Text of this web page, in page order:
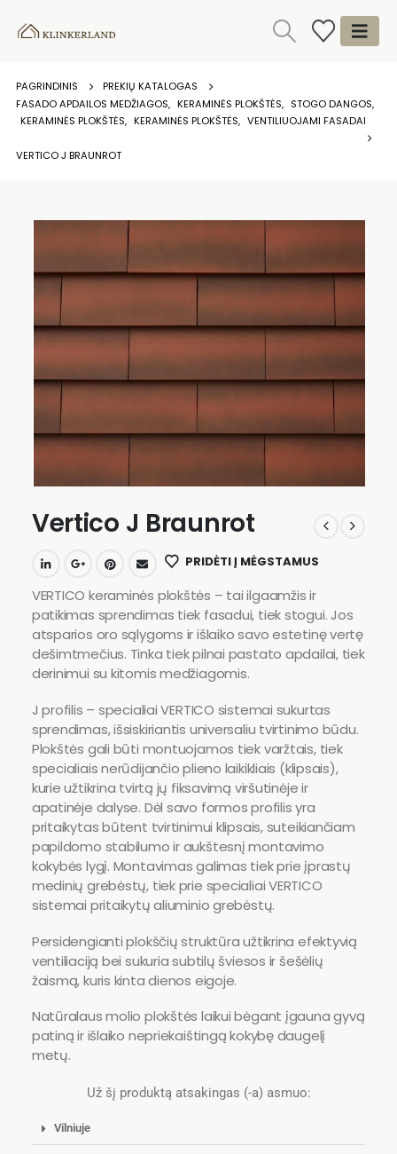
PAGRINDINIS
PREKIŲ KATALOGAS
FASADO APDAILOS MEDŽIAGOS, KERAMINĖS PLOKŠTĖS, STOGO DANGOS,
KERAMINĖS PLOKŠTĖS, KERAMINĖS PLOKŠTĖS, VENTILIUOJAMI FASADAI
VERTICO J BRAUNROT
Vertico J Braunrot
PRIDĖTI Į MĖGSTAMUS
VERTICO keraminės plokštės – tai ilgaamžis ir
patikimas sprendimas tiek fasadui, tiek stogui. Jos
atsparios oro sąlygoms ir išlaiko savo estetinę vertę
dešimtmečius. Tinka tiek pilnai pastato apdailai, tiek
derinimui su kitomis medžiagomis.
J profilis – specialiai VERTICO sistemai sukurtas
sprendimas, išsiskiriantis universaliu tvirtinimo būdu.
Plokštės gali būti montuojamos tiek varžtais, tiek
specialiais nerūdijančio plieno laikikliais (klipsais),
kurie užtikrina tvirtą jų fiksavimą viršutinėje ir
apatinėje dalyse. Dėl savo formos profilis yra
pritaikytas būtent tvirtinimui klipsais, suteikiančiam
papildomo stabilumo ir aukštesnį montavimo
kokybės lygį. Montavimas galimas tiek prie įprastų
medinių grebėstų, tiek prie specialiai VERTICO
sistemai pritaikytų aliuminio grebėstų.
Persidengianti plokščių struktūra užtikrina efektyvią
ventiliaciją bei sukuria subtilų šviesos ir šešėlių
žaismą, kuris kinta dienos eigoje.
Natūralaus molio plokštės laikui bėgant įgauna gyvą
patiną ir išlaiko nepriekaištingą kokybę daugelį
metų.
Už šį produktą atsakingas (-a) asmuo:
Vilniuje